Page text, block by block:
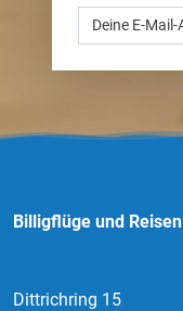
Billigflüge und Reisen
Dittrichring 15